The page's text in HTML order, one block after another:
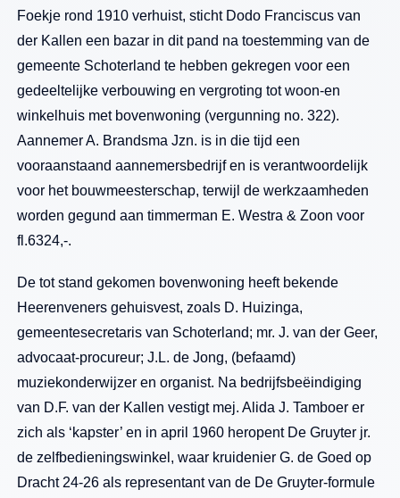
Foekje rond 1910 verhuist, sticht Dodo Franciscus van
der Kallen een bazar in dit pand na toestemming van de
gemeente Schoterland te hebben gekregen voor een
gedeeltelijke verbouwing en vergroting tot woon-en
winkelhuis met bovenwoning (vergunning no. 322).
Aannemer A. Brandsma Jzn. is in die tijd een
vooraanstaand aannemersbedrijf en is verantwoordelijk
voor het bouwmeesterschap, terwijl de werkzaamheden
worden gegund aan timmerman E. Westra & Zoon voor
fl.6324,-.
De tot stand gekomen bovenwoning heeft bekende
Heerenveners gehuisvest, zoals D. Huizinga,
gemeentesecretaris van Schoterland; mr. J. van der Geer,
advocaat-procureur; J.L. de Jong, (befaamd)
muziekonderwijzer en organist. Na bedrijfsbeëindiging
van D.F. van der Kallen vestigt mej. Alida J. Tamboer er
zich als ‘kapster’ en in april 1960 heropent De Gruyter jr.
de zelfbedieningswinkel, waar kruidenier G. de Goed op
Dracht 24-26 als representant van de De Gruyter-formule